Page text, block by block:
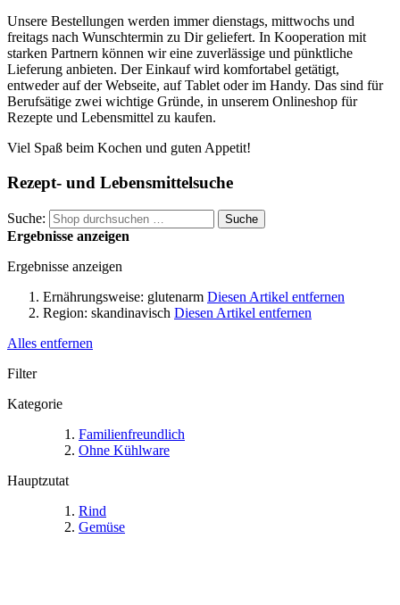
Unsere Bestellungen werden immer dienstags, mittwochs und
freitags nach Wunschtermin zu Dir geliefert. In Kooperation mit
starken Partnern können wir eine zuverlässige und pünktliche
Lieferung anbieten. Der Einkauf wird komfortabel getätigt,
entweder auf der Webseite, auf Tablet oder im Handy. Das sind für
Berufsätige zwei wichtige Gründe, in unserem Onlineshop für
Rezepte und Lebensmittel zu kaufen.
Viel Spaß beim Kochen und guten Appetit!
Rezept- und Lebensmittelsuche
Suche: Suche
Ergebnisse anzeigen
Ergebnisse anzeigen
Ernährungsweise: glutenarm Diesen Artikel entfernen
Region: skandinavisch Diesen Artikel entfernen
Alles entfernen
Filter
Kategorie
Familienfreundlich
Ohne Kühlware
Hauptzutat
Rind
Gemüse